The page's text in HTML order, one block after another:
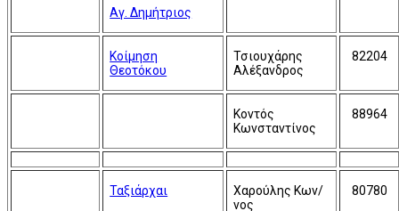
Αγ. Δημήτριος
Κοίμηση
Θεοτόκου
Τσιουχάρης
Αλέξανδρος
82204
Κοντός
Κωνσταντίνος
88964
Ταξιάρχαι
Χαρούλης Κων/
νος
80780